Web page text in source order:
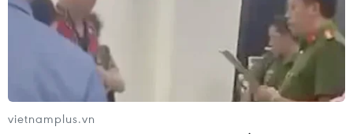
vietnamplus.vn